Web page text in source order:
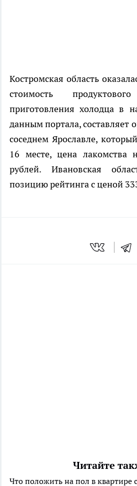
Костромская область
стоимость
приготовления холодца в
данным портала, составляет
соседнем Ярославле,
16 месте, цена лакомства
рублей. Ивановская
позицию рейтинга с ценой
Читайте
Что положить на пол в квартире